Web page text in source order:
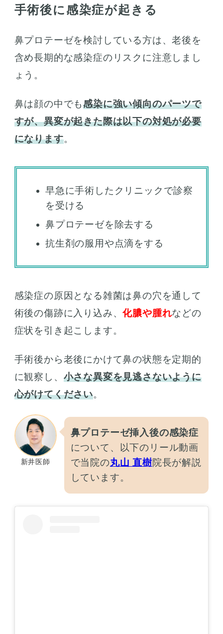
手術後に感染症が起きる
鼻プロテーゼを検討している方は、老後を
含め長期的な感染症のリスクに注意しまし
ょう。
鼻は顔の中でも感染に強い傾向のパーツで
すが、異変が起きた際は以下の対処が必要
になります。
早急に手術したクリニックで診察
を受ける
鼻プロテーゼを除去する
抗生剤の服用や点滴をする
感染症の原因となる雑菌は鼻の穴を通して
術後の傷跡に入り込み、化膿や腫れなどの
症状を引き起こします。
手術後から老後にかけて鼻の状態を定期的
に観察し、 小さな異変を見逃さないように
心がけてください。
新井医師
鼻プロテーゼ挿入後の感染症
について、以下のリール動画
で当院の丸山 直樹院長が解説
しています。